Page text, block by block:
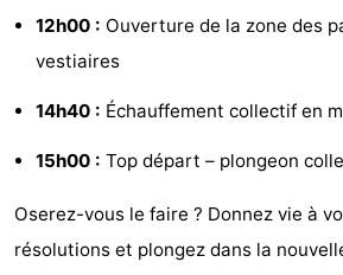
-
littoral
Flandre-
12h00 : Ouverture de la zone des
vestiaires
14h40 : Échauffement collectif en
15h00 : Top départ – plongeon
Oserez-vous le faire ? Donnez vie à
résolutions et plongez dans la